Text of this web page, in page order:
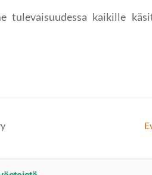
tulevaisuudessa kaikille